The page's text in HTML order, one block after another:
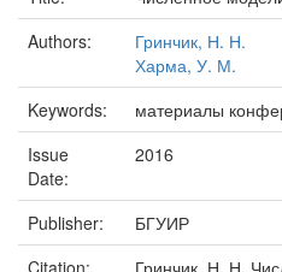
Authors:
Гринчик, Н. Н.
Харма, У. М.
Keywords:
материалы
Issue
Date:
2016
Publisher:
БГУИР
Citation:
Гринчик, Н. Н.